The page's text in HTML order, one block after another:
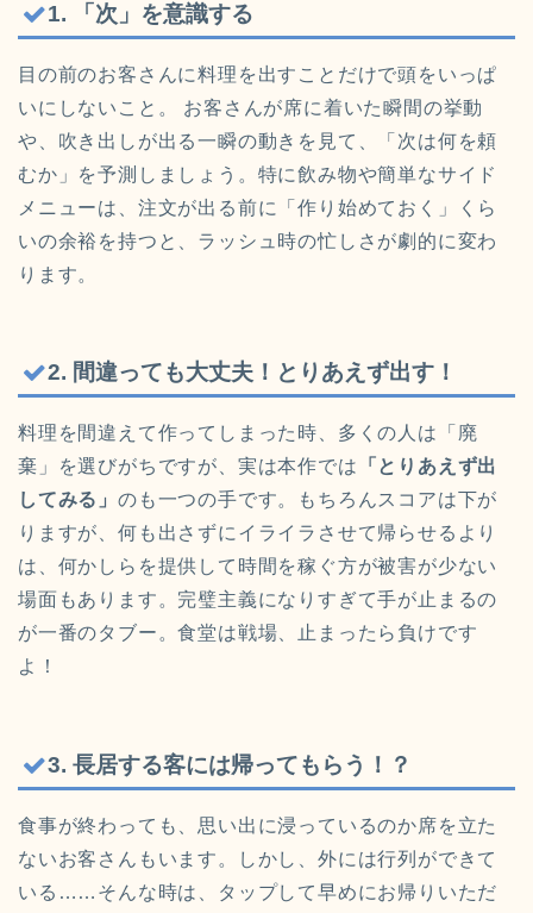
1. 「次」を意識する
目の前のお客さんに料理を出すことだけで頭をいっぱ
いにしないこと。 お客さんが席に着いた瞬間の挙動
や、吹き出しが出る一瞬の動きを見て、「次は何を頼
むか」を予測しましょう。特に飲み物や簡単なサイド
メニューは、注文が出る前に「作り始めておく」くら
いの余裕を持つと、ラッシュ時の忙しさが劇的に変わ
ります。
2. 間違っても大丈夫！とりあえず出す！
料理を間違えて作ってしまった時、多くの人は「廃
棄」を選びがちですが、実は本作では 「とりあえず出
してみる」 のも一つの手です。もちろんスコアは下が
りますが、何も出さずにイライラさせて帰らせるより
は、何かしらを提供して時間を稼ぐ方が被害が少ない
場面もあります。完璧主義になりすぎて手が止まるの
が一番のタブー。食堂は戦場、止まったら負けです
よ！
3. 長居する客には帰ってもらう！？
食事が終わっても、思い出に浸っているのか席を立た
ないお客さんもいます。しかし、外には行列ができて
いる……そんな時は、タップして早めにお帰りいただ